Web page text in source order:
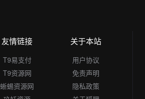
友情链接
T9易支付
T9资源网
蜥蜴资源网
关于本站
用户协议
免责声明
隐私政策